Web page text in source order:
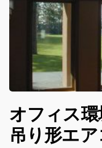
オフィス
吊り形エ